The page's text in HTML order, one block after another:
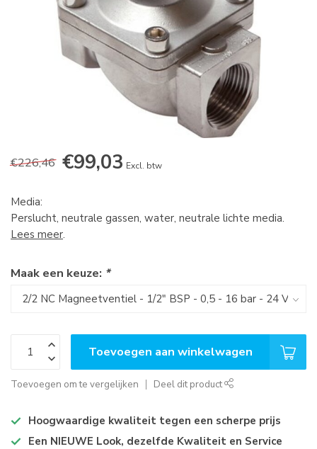
€226,46 €99,03 Excl. btw
Media:
Perslucht, neutrale gassen, water, neutrale lichte media.
Lees meer.
Maak een keuze: *
Toevoegen aan winkelwagen
Toevoegen om te vergelijken Deel dit product
Hoogwaardige kwaliteit tegen een scherpe prijs
Een NIEUWE Look, dezelfde Kwaliteit en Service